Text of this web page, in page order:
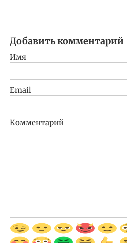
Добавить комментарий
Имя
Email
Комментарий